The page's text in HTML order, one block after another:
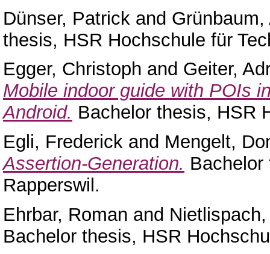
Dünser, Patrick and Grünbaum,
thesis, HSR Hochschule für
Egger, Christoph and Geiter,
Mobile indoor guide with POIs
Android. Bachelor thesis, HSR
Egli, Frederick and Mengelt,
Assertion-Generation. Bachelor
Rapperswil.
Ehrbar, Roman and
Bachelor thesis, HSR